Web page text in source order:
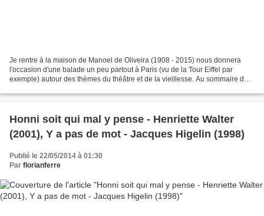
Je rentre à la maison de Manoel de Oliveira (1908 - 2015) nous donnera
l'occasion d'une balade un peu partout à Paris (vu de la Tour Eiffel par
exemple) autour des thèmes du théâtre et de la vieillesse. Au sommaire de
Honni soit qui mal y pense - Henriette Walter
(2001), Y a pas de mot - Jacques Higelin (1998)
Publié le 22/05/2014 à 01:30
Par florianferre